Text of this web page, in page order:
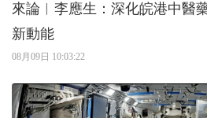
來論︱李應生：深化皖港中
新動能
08月09日 10:03:22